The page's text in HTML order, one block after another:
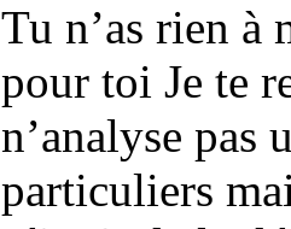
Tu n’as rien à
pour toi Je te
n’analyse pas
particuliers